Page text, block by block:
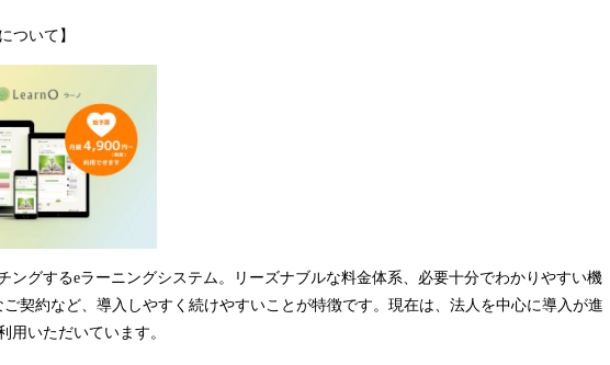
ついて】
ングするeラーニングシステム。リーズナブルな料金体系、必要十分でわかりやすい機
契約など、導入しやすく続けやすいことが特徴です。現在は、法人を中心に導入が進
用いただいています。